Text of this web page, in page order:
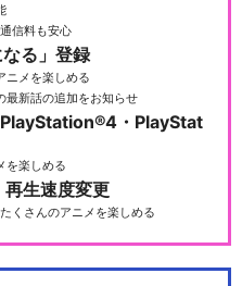
ケモン動画図鑑①
ポケモン動画図鑑②
信料も安心
る」登録
ニメを楽しめる
最新話の追加をお知らせ
・PlayStat
を楽しめる
生速度変更
くさんのアニメを楽しめる